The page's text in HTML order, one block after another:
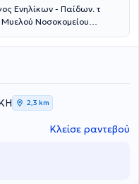
Ενηλίκων - Παίδων. τ
Νοσοκομείου
2,3 km
Κλείσε ραντεβού